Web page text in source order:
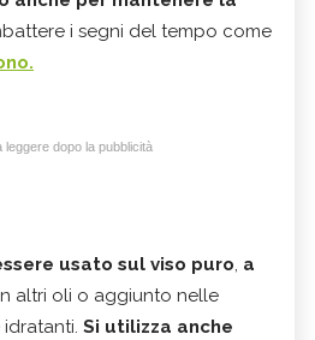
i segni del tempo come
leggere dopo la pubblicità
usato sul viso puro, a
altri oli o aggiunto nelle
Si utilizza anche